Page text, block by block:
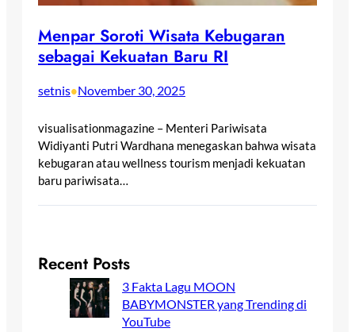
Menpar Soroti Wisata Kebugaran
sebagai Kekuatan Baru RI
setnis•November 30, 2025
visualisationmagazine – Menteri Pariwisata
Widiyanti Putri Wardhana menegaskan bahwa wisata
kebugaran atau wellness tourism menjadi kekuatan
baru pariwisata…
Recent Posts
3 Fakta Lagu MOON
BABYMONSTER yang Trending di
YouTube